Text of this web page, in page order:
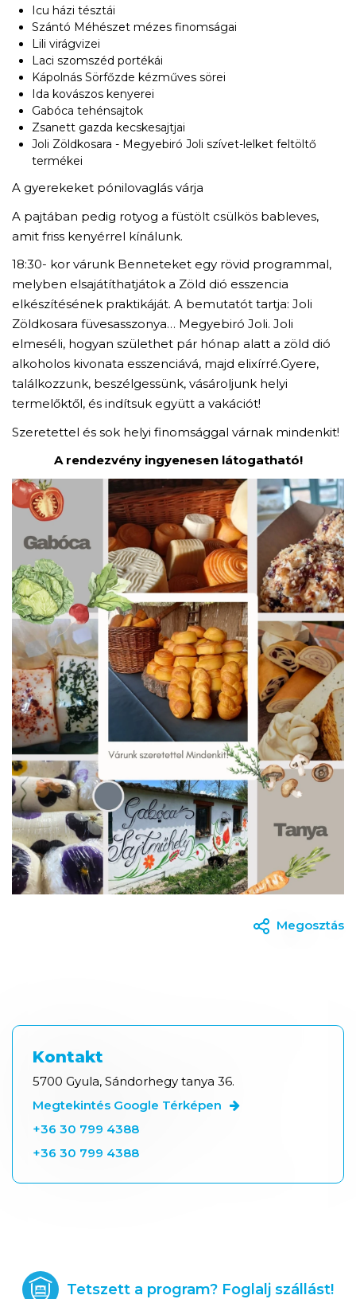
Icu házi tésztái
Szántó Méhészet mézes finomságai
Lili virágvizei
Laci szomszéd portékái
Kápolnás Sörfőzde kézműves sörei
Ida kovászos kenyerei
Gabóca tehénsajtok
Zsanett gazda kecskesajtjai
Joli Zöldkosara - Megyebiró Joli szívet-lelket feltöltő
termékei
A gyerekeket pónilovaglás várja
A pajtában pedig rotyog a füstölt csülkös bableves,
amit friss kenyérrel kínálunk.
18:30- kor várunk Benneteket egy rövid programmal,
melyben elsajátíthatjátok a Zöld dió esszencia
elkészítésének praktikáját. A bemutatót tartja: Joli
Zöldkosara füvesasszonya… Megyebiró Joli. Joli
elmeséli, hogyan születhet pár hónap alatt a zöld dió
alkoholos kivonata esszenciává, majd elixírré.Gyere,
találkozzunk, beszélgessünk, vásároljunk helyi
termelőktől, és indítsuk együtt a vakációt!
Szeretettel és sok helyi finomsággal várnak mindenkit!
A rendezvény ingyenesen látogatható!
Megosztás
Kontakt
5700 Gyula, Sándorhegy tanya 36.
Megtekintés Google Térképen
+36 30 799 4388
+36 30 799 4388
Tetszett a program? Foglalj szállást!